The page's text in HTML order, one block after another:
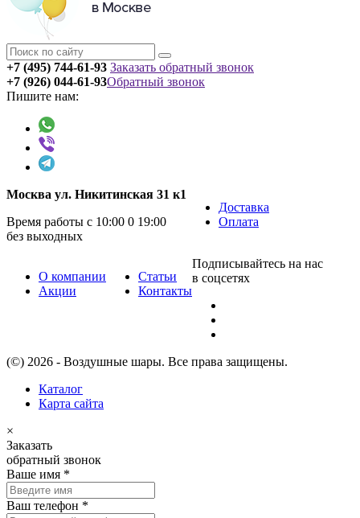
+7 (495) 744-61-93 Заказать обратный звонок
+7 (926) 044-61-93
Пишите нам:
Обратный звонок
Москва ул. Никитинская 31 к1
Время работы с 10:00 0 19:00
без выходных
Доставка
Оплата
О компании
Акции
Статьи
Контакты
Подписывайтесь на нас
в соцсетях
(©) 2026 - Воздушные шары. Все права защищены.
Каталог
Карта сайта
×
Заказать
обратный звонок
Ваше имя *
Ваш телефон *